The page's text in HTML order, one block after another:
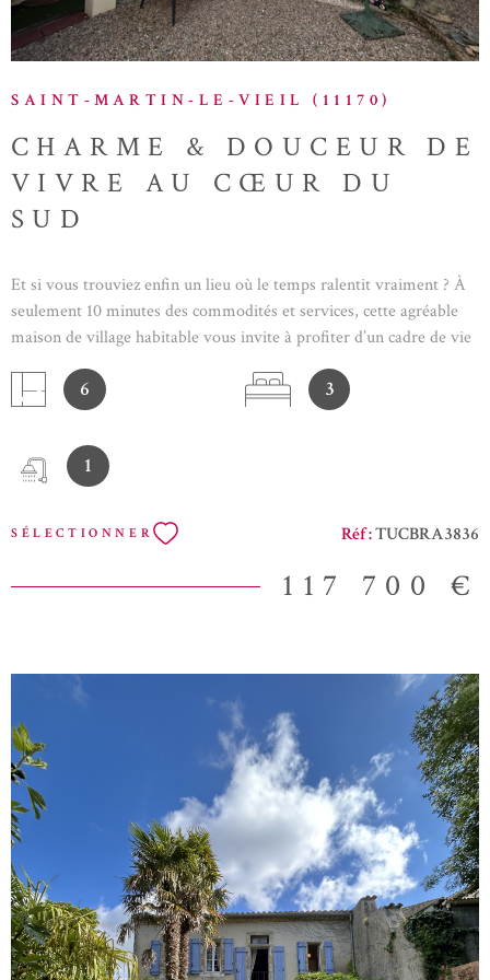
SAINT-MARTIN-LE-VIEIL (11170)
CHARME & DOUCEUR DE
VIVRE AU CŒUR DU
SUD
Et si vous trouviez enfin un lieu où le temps ralentit vraiment ? À
seulement 10 minutes des commodités et services, cette agréable
maison de village habitable vous invite à profiter d’un cadre de vie
chaleureux et authentique. Fonctionnelle et lumineuse, elle se
compose de 3 chambres, d’un bureau idéal pour le télétravail, d’une
cuisine indépendante ainsi que d’un bel espace extérieur pour
savourer les belles journées du Sud avec un atelier attenant. Élevée
sur un étage, elle offre également le confort d’un poêle à granulés
potentiel et de charme, à découvrir sans tarder. Contactez-nous
pour organiser votre visite.
6 3
1
SÉLECTIONNER Réf :TUCBRA3836
117 700 €